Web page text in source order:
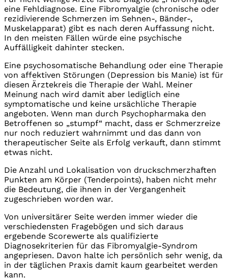
eine Fehldiagnose. Eine Fibromyalgie (chronische oder
rezidivierende Schmerzen im Sehnen-, Bänder-,
Muskelapparat) gibt es nach deren Auffassung nicht.
In den meisten Fällen würde eine psychische
Auffälligkeit dahinter stecken.
Eine psychosomatische Behandlung oder eine Therapie
von affektiven Störungen (Depression bis Manie) ist für
diesen Ärztekreis die Therapie der Wahl. Meiner
Meinung nach wird damit aber lediglich eine
symptomatische und keine ursächliche Therapie
angeboten. Wenn man durch Psychopharmaka den
Betroffenen so „stumpf“ macht, dass er Schmerzreize
nur noch reduziert wahrnimmt und das dann von
therapeutischer Seite als Erfolg verkauft, dann stimmt
etwas nicht.
Die Anzahl und Lokalisation von druckschmerzhaften
Punkten am Körper (Tenderpoints), haben nicht mehr
die Bedeutung, die ihnen in der Vergangenheit
zugeschrieben worden war.
Von universitärer Seite werden immer wieder die
verschiedensten Fragebögen und sich daraus
ergebende Scorewerte als qualifizierte
Diagnosekriterien für das Fibromyalgie-Syndrom
angepriesen. Davon halte ich persönlich sehr wenig, da
in der täglichen Praxis damit kaum gearbeitet werden
kann.